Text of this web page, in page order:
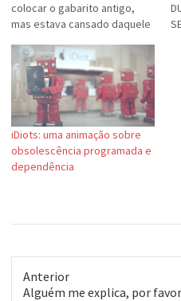
colocar o gabarito antigo,
mas estava cansado daquele
tem nada a ver comigo.
Falando do gabarito, ele é
baseado no template "Fast
Track" cujo autor é um
talentoso indiano chamado…
iDiots: uma animação sobre
obsolescência programada e
dependência
Anterior
Post
Alguém me explica, por favor